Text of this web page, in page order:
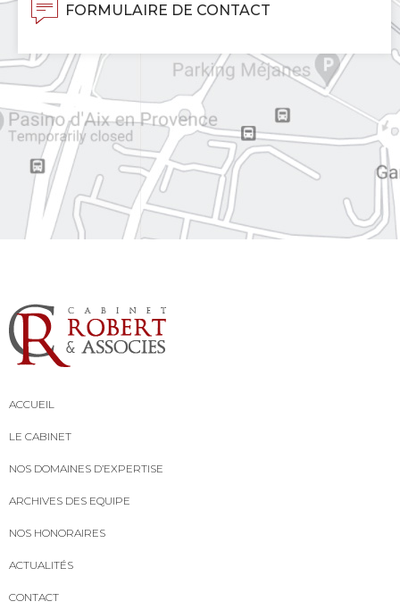
FORMULAIRE DE CONTACT
ACCUEIL
LE CABINET
NOS DOMAINES D’EXPERTISE
ARCHIVES DES EQUIPE
NOS HONORAIRES
ACTUALITÉS
CONTACT